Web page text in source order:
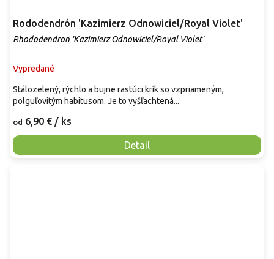
Rododendrón 'Kazimierz Odnowiciel/Royal Violet'
Rhododendron 'Kazimierz Odnowiciel/Royal Violet'
Vypredané
od 6,90 € / ks
Detail
Stálozelený, rýchlo a bujne rastúci krík so vzpriameným,
polguľovitým habitusom. Je to vyšľachtená...